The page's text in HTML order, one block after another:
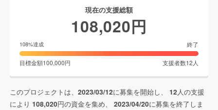
現在の支援総額
108,020円
108%達成 終了
目標金額100,000円 支援者数12 人
このプロジェクトは、 2023/03/12に募集を開始し、 12人の支援
により 108,020円の資金を集め、 2023/04/20に募集を終了しま